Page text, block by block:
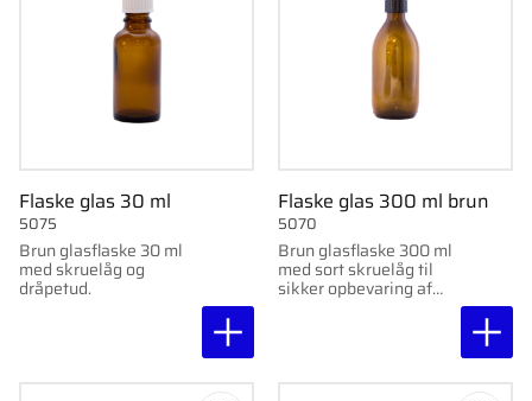
Flaske glas 30 ml
Brun glasflaske 30 ml
med skruelåg og
dråpetud.
5075
Flaske glas 300 ml brun
Brun glasflaske 300 ml
med sort skruelåg til
sikker opbevaring af
5070